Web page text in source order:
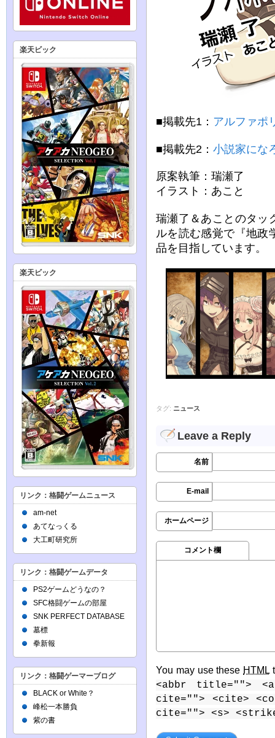
■掲載先1： アルファポ
■掲載先2： 小説家にな
原案執筆：瑞瀬了
イラスト：あこと
瑞瀬了＆あことのタッ
ルを読む感覚で『地政
品を目指しています。
タグ: ニュース
Leave a Reply
名前
E-mail
ホームページ
コメント欄
You may use these HTML
<abbr title="">
cite=""> <cite>
cite=""> <s>
楽天ビック
楽天ビック
リンク：格闘ゲームニュース
am-net
あてなっくる
大工町研究所
リンク：格闘ゲームデータ
PS2ゲームどうなの？
SFC格闘ゲームの部屋
SNK PERFECT DATABASE
墓標
拳新報
リンク：格闘ゲーマーブログ
BLACK or White？
峰松一本勝負
紫の書